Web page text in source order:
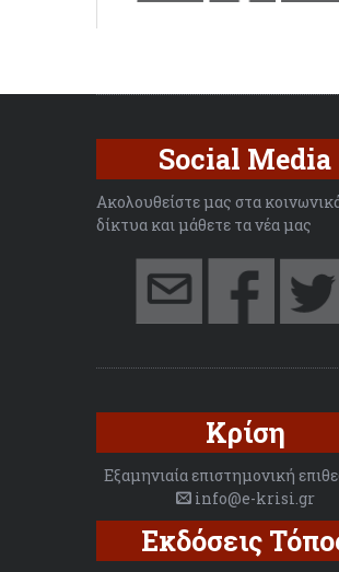
Social Media
Ακολουθείστε μας στα
δίκτυα και μάθετε τα νέα μας
Κρίση
Εξαμηνιαία επιστημονική
info@e-krisi.gr
Εκδόσεις